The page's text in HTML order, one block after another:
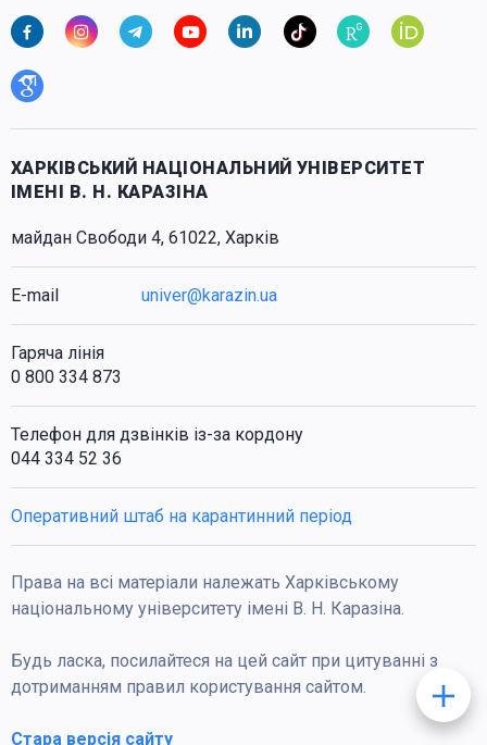
ХАРКІВСЬКИЙ НАЦІОНАЛЬНИЙ УНІВЕРСИТЕТ
ІМЕНІ В. Н. КАРАЗІНА
майдан Свободи 4, 61022, Харків
E-mail univer@karazin.ua
Гаряча лінія
0 800 334 873
Телефон для дзвінків із-за кордону
044 334 52 36
Оперативний штаб на карантинний період
Права на всі матеріали належать Харківському
національному університету імені В. Н. Каразіна.
Будь ласка, посилайтеся на цей сайт при цитуванні з
дотриманням правил користування сайтом.
Стара версія сайту